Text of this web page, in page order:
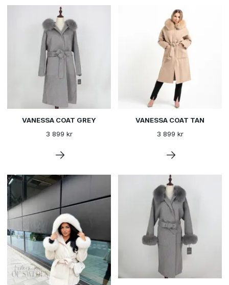
VANESSA COAT GREY
3 899 kr
VANESSA COAT TAN
3 899 kr